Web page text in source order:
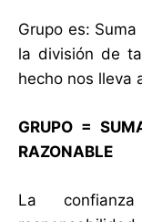
Grupo es:
la división de
hecho nos lleva
GRUPO =
RAZONABLE
La